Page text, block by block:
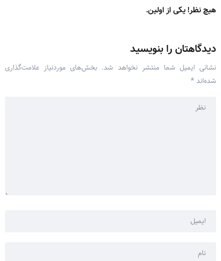
هیچ نظر! یکی از اولین.
دیدگاهتان را بنویسید
نشانی ایمیل شما منتشر نخواهد شد. بخش‌های موردنیاز علامت‌گذاری
شده‌اند *